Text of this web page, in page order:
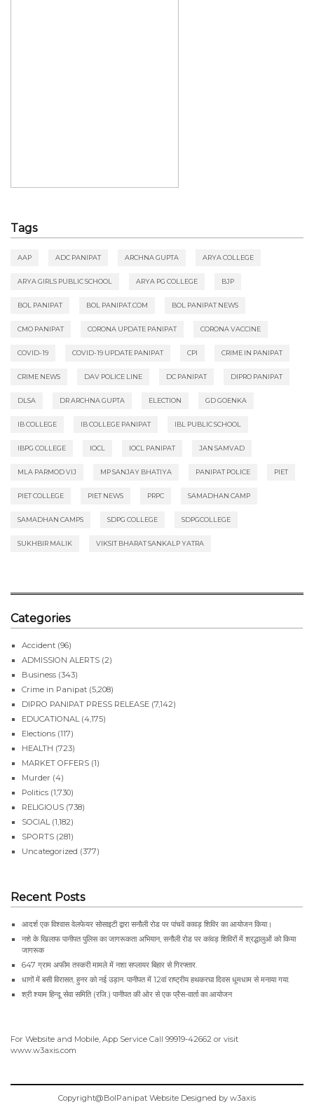
Tags
AAP ADC PANIPAT ARCHNA GUPTA ARYA COLLEGE
ARYA GIRLS PUBLIC SCHOOL ARYA PG COLLEGE BJP
BOL PANIPAT BOL PANIPAT.COM BOL PANIPAT NEWS
CMO PANIPAT CORONA UPDATE PANIPAT CORONA VACCINE
COVID-19 COVID-19 UPDATE PANIPAT CPI CRIME IN PANIPAT
CRIME NEWS DAV POLICE LINE DC PANIPAT DIPRO PANIPAT
DLSA DR ARCHNA GUPTA ELECTION GD GOENKA
IB COLLEGE IB COLLEGE PANIPAT IBL PUBLIC SCHOOL
IBPG COLLEGE IOCL IOCL PANIPAT JAN SAMVAD
MLA PARMOD VIJ MP SANJAY BHATIYA PANIPAT POLICE PIET
PIET COLLEGE PIET NEWS PRPC SAMADHAN CAMP
SAMADHAN CAMPS SDPG COLLEGE SDPGCOLLEGE
SUKHBIR MALIK VIKSIT BHARAT SANKALP YATRA
Categories
Accident (96)
ADMISSION ALERTS (2)
Business (343)
Crime in Panipat (5,208)
DIPRO PANIPAT PRESS RELEASE (7,142)
EDUCATIONAL (4,175)
Elections (117)
HEALTH (723)
MARKET OFFERS (1)
Murder (4)
Politics (1,730)
RELIGIOUS (738)
SOCIAL (1,182)
SPORTS (281)
Uncategorized (377)
Recent Posts
आदर्श एक विश्वास वेलफेयर सोसाइटी द्वारा सनौली रोड पर पांचवें कावड़ शिविर का आयोजन किया।
नशे के खिलाफ पानीपत पुलिस का जागरूकता अभियान, सनौली रोड पर कांवड़ शिविरों में श्रद्धालुओं को किया
जागरूक
647 ग्राम अफीम तस्करी मामले में नशा सप्लायर बिहार से गिरफ्तार.
धागों में बसी विरासत, हुनर को नई उड़ान. पानीपत में 12वां राष्ट्रीय हथकरघा दिवस धूमधाम से मनाया गया.
श्री श्याम हिन्दू सेवा समिति (रजि.) पानीपत की ओर से एक प्रैस-वार्ता का आयोजन
For Website and Mobile, App Service Call 99919-42662 or visit
www.w3axis.com
Copyright@BolPanipat Website Designed by w3axis